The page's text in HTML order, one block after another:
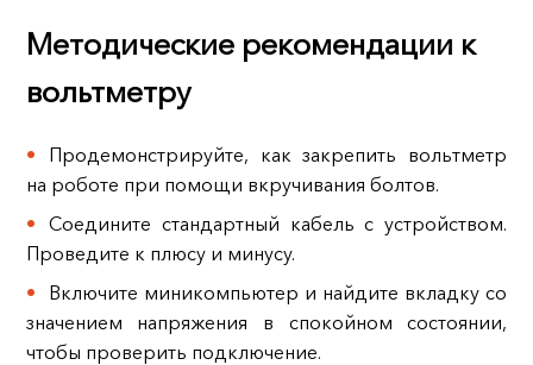
Методические рекомендации к
вольтметру
Продемонстрируйте, как закрепить вольтметр
на роботе при помощи вкручивания болтов.
Соедините стандартный кабель с устройством.
Проведите к плюсу и минусу.
Включите миникомпьютер и найдите вкладку со
значением напряжения в спокойном состоянии,
чтобы проверить подключение.